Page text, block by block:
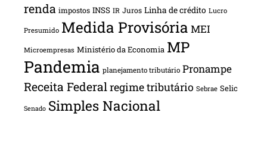
renda impostos INSS IR Juros Linha de crédito Lucro
Presumido Medida Provisória MEI
Microempresas Ministério da Economia MP
Pandemia planejamento tributário Pronampe
Receita Federalregime tributário Sebrae Selic
Senado Simples Nacional